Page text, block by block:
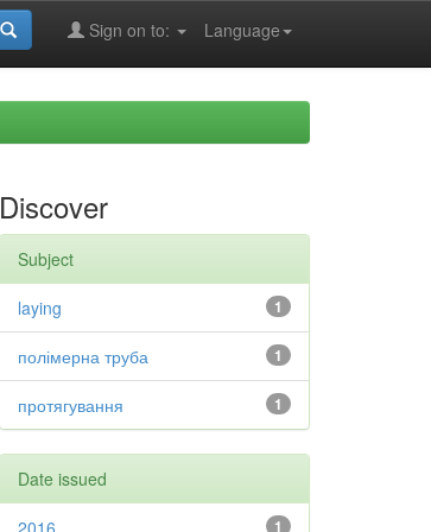
Language
Sign on to:
Discover
Subject
1
laying
1
полімерна труба
1
протягування
Date issued
1
2016